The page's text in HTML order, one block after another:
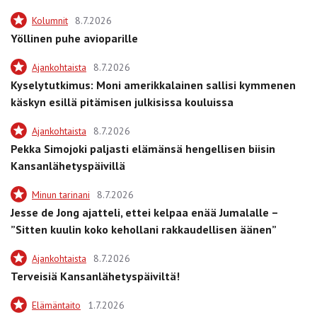
Kolumnit 8.7.2026
Yöllinen puhe avioparille
Ajankohtaista 8.7.2026
Kyselytutkimus: Moni amerikkalainen sallisi kymmenen
käskyn esillä pitämisen julkisissa kouluissa
Ajankohtaista 8.7.2026
Pekka Simojoki paljasti elämänsä hengellisen biisin
Kansanlähetyspäivillä
Minun tarinani 8.7.2026
Jesse de Jong ajatteli, ettei kelpaa enää Jumalalle –
”Sitten kuulin koko kehollani rakkaudellisen äänen”
Ajankohtaista 8.7.2026
Terveisiä Kansanlähetyspäiviltä!
Elämäntaito 1.7.2026